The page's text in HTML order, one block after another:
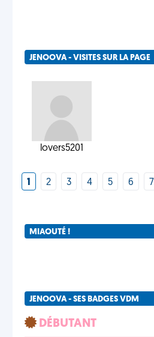
JENOOVA - VISITES SUR LA PAGE
lovers5201
1 2 3 4 5 6 7
MIAOUTÉ !
JENOOVA - SES BADGES VDM
DÉBUTANT